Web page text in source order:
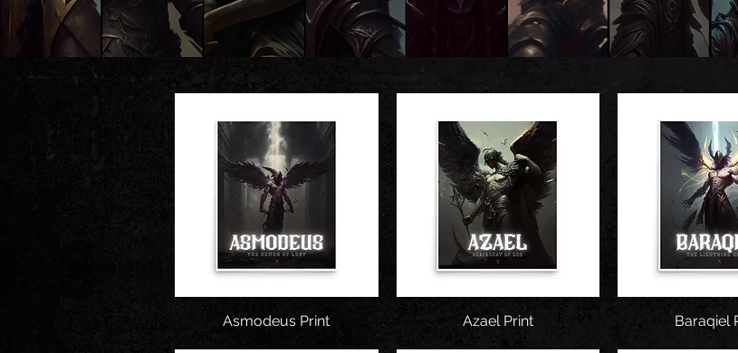
Snel overzicht
Asmodeus Print Snel overzicht
Azael Print Snel
Baraqiel